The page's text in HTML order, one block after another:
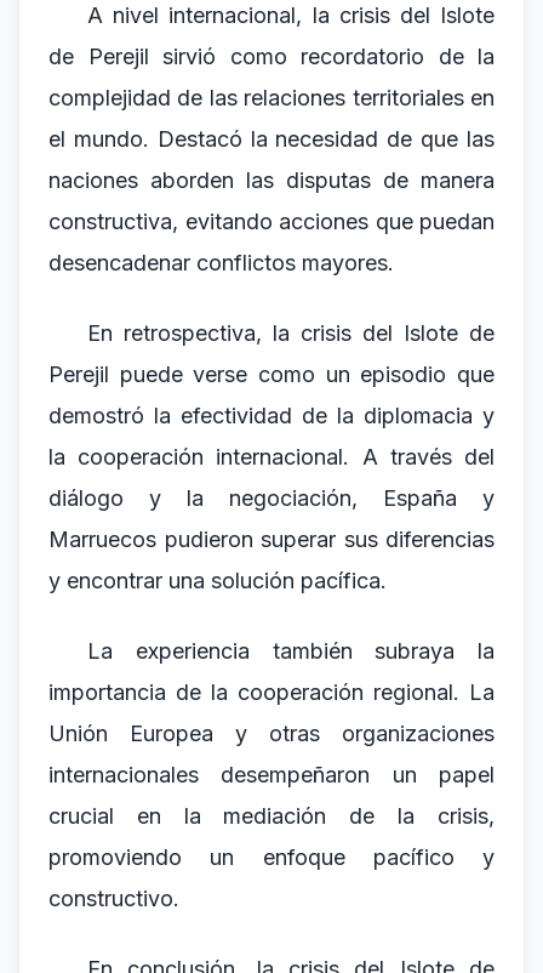
A nivel internacional, la crisis del Islote
de Perejil sirvió como recordatorio de la
complejidad de las relaciones territoriales en
el mundo. Destacó la necesidad de que las
naciones aborden las disputas de manera
constructiva, evitando acciones que puedan
desencadenar conflictos mayores.
En retrospectiva, la crisis del Islote de
Perejil puede verse como un episodio que
demostró la efectividad de la diplomacia y
la cooperación internacional. A través del
diálogo y la negociación, España y
Marruecos pudieron superar sus diferencias
y encontrar una solución pacífica.
La experiencia también subraya la
importancia de la cooperación regional. La
Unión Europea y otras organizaciones
internacionales desempeñaron un papel
crucial en la mediación de la crisis,
promoviendo un enfoque pacífico y
constructivo.